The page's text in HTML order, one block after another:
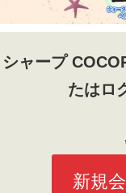
シャープ
たはロ
新規